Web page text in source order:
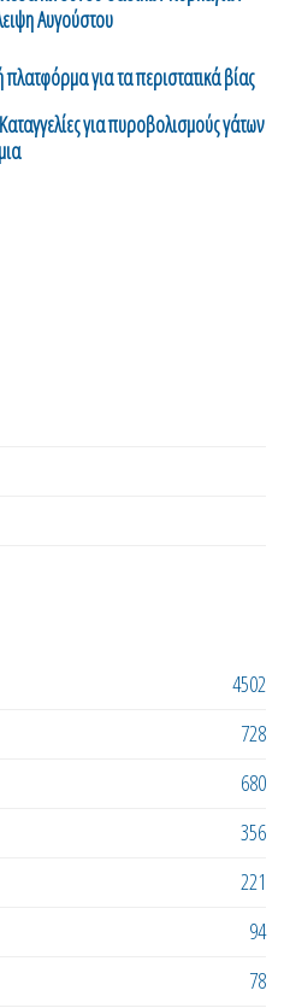
Αυγούστου
πλατφόρμα για τα περιστατικά βίας
για πυροβολισμούς γάτων
4502
728
680
356
221
94
78